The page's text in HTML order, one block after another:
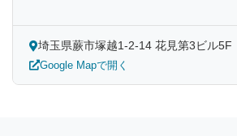
埼玉県蕨市塚越1-2-14 花見第3ビル5F
Google Mapで開く